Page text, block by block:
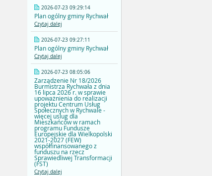
2026-07-23 09:29:14
Plan ogólny gminy Rychwał
Czytaj dalej
2026-07-23 09:27:11
Plan ogólny gminy Rychwał
Czytaj dalej
2026-07-23 08:05:06
Zarządzenie Nr 18/2026
Burmistrza Rychwała z dnia
16 lipca 2026 r. w sprawie
upoważnienia do realizacji
projektu Centrum Usług
Społecznych w Rychwale -
więcej uslug dla
Mieszkańców w ramach
programu Fundusze
Europejskie dla Wielkopolski
2021-2027 (FEW)
współfinansowanego z
funduszu na rzecz
Sprawiedliwej Transformacji
(FST)
Czytaj dalej